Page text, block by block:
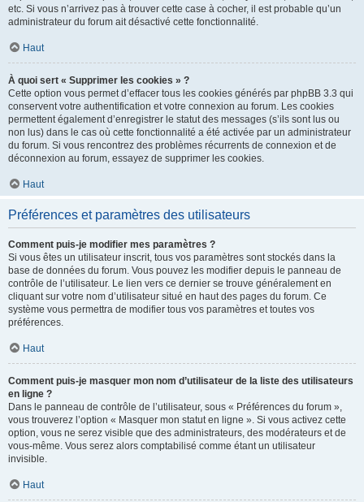
etc. Si vous n’arrivez pas à trouver cette case à cocher, il est probable qu’un
administrateur du forum ait désactivé cette fonctionnalité.
Haut
À quoi sert « Supprimer les cookies » ?
Cette option vous permet d’effacer tous les cookies générés par phpBB 3.3 qui
conservent votre authentification et votre connexion au forum. Les cookies
permettent également d’enregistrer le statut des messages (s’ils sont lus ou
non lus) dans le cas où cette fonctionnalité a été activée par un administrateur
du forum. Si vous rencontrez des problèmes récurrents de connexion et de
déconnexion au forum, essayez de supprimer les cookies.
Haut
Préférences et paramètres des utilisateurs
Comment puis-je modifier mes paramètres ?
Si vous êtes un utilisateur inscrit, tous vos paramètres sont stockés dans la
base de données du forum. Vous pouvez les modifier depuis le panneau de
contrôle de l’utilisateur. Le lien vers ce dernier se trouve généralement en
cliquant sur votre nom d’utilisateur situé en haut des pages du forum. Ce
système vous permettra de modifier tous vos paramètres et toutes vos
préférences.
Haut
Comment puis-je masquer mon nom d’utilisateur de la liste des utilisateurs
en ligne ?
Dans le panneau de contrôle de l’utilisateur, sous « Préférences du forum »,
vous trouverez l’option « Masquer mon statut en ligne ». Si vous activez cette
option, vous ne serez visible que des administrateurs, des modérateurs et de
vous-même. Vous serez alors comptabilisé comme étant un utilisateur
invisible.
Haut